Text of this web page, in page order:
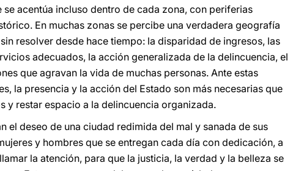
acentúa incluso dentro de cada zona, con periferias
En muchas zonas se percibe una verdadera geografía
resolver desde hace tiempo: la disparidad de ingresos, las
adecuados, la acción generalizada de la delincuencia, el
que agravan la vida de muchas personas. Ante estas
la presencia y la acción del Estado son más necesarias que
y restar espacio a la delincuencia organizada.
el deseo de una ciudad redimida del mal y sanada de sus
y hombres que se entregan cada día con dedicación, a
la atención, para que la justicia, la verdad y la belleza se